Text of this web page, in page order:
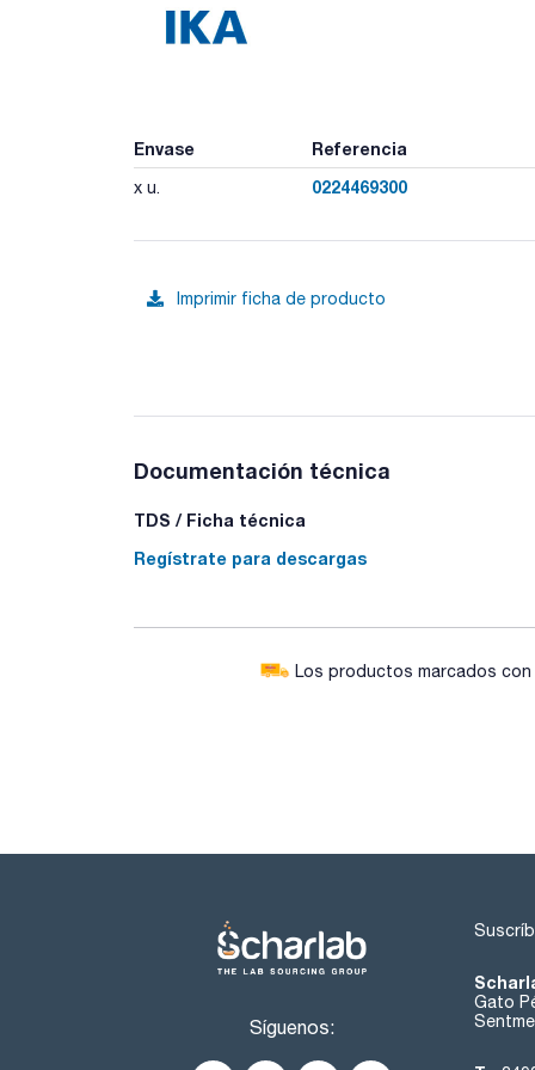
Envase Referencia
x u. 0224469300
Imprimir ficha de producto
Documentación técnica
TDS / Ficha técnica
Regístrate para descargas
Los productos marcados con
Síguenos:
Gato